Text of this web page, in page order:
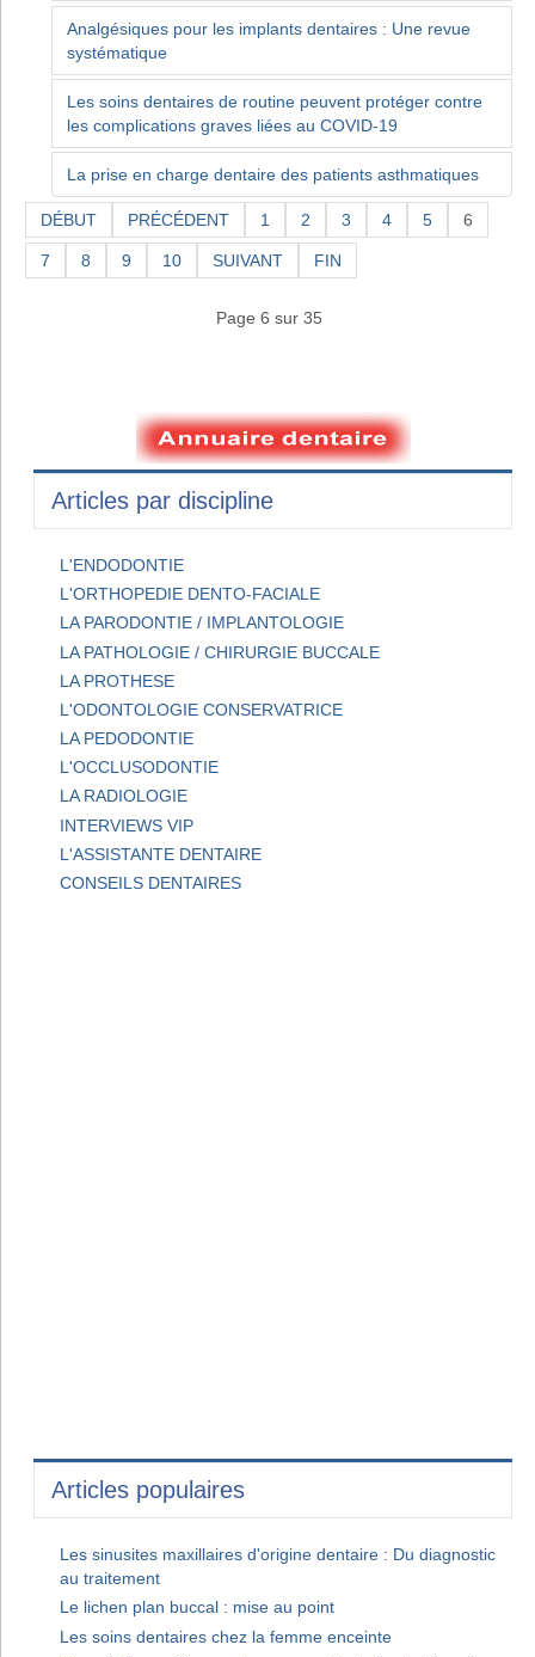
Analgésiques pour les implants dentaires : Une revue
systématique
Les soins dentaires de routine peuvent protéger contre
les complications graves liées au COVID-19
La prise en charge dentaire des patients asthmatiques
DÉBUT PRÉCÉDENT 1 2 3 4 5 6
7 8 9 10 SUIVANT FIN
Page 6 sur 35
Articles par discipline
L'ENDODONTIE
L'ORTHOPEDIE DENTO-FACIALE
LA PARODONTIE / IMPLANTOLOGIE
LA PATHOLOGIE / CHIRURGIE BUCCALE
LA PROTHESE
L'ODONTOLOGIE CONSERVATRICE
LA PEDODONTIE
L'OCCLUSODONTIE
LA RADIOLOGIE
INTERVIEWS VIP
L'ASSISTANTE DENTAIRE
CONSEILS DENTAIRES
Articles populaires
Les sinusites maxillaires d'origine dentaire : Du diagnostic
au traitement
Le lichen plan buccal : mise au point
Les soins dentaires chez la femme enceinte